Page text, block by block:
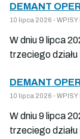
DEMANT
10 lipca 2026 -
W dniu 9 lipca
trzeciego działu
DEMANT
10 lipca 2026 -
W dniu 9 lipca
trzeciego działu